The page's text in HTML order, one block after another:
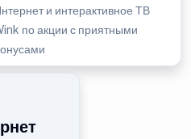
и интерактивное ТВ
по акции с приятными